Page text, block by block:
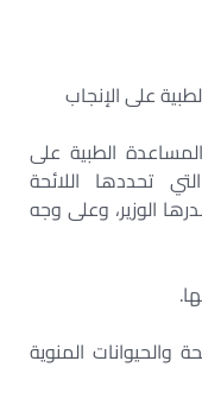
على الإنجاب
الطبية على
تحددها اللائحة
الوزير، وعلى وجه
والحيوانات المنوية